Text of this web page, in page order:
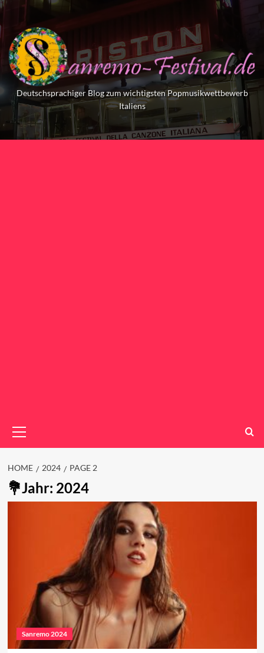
Skip
to
content
Deutschsprachiger Blog zum wichtigsten Popmusikwettbewerb
Italiens
Menu
HOME 2024 PAGE 2
Jahr: 2024
Sanremo 2024